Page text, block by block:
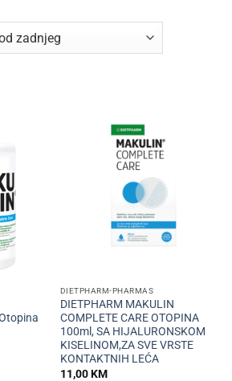
DIETPHARM-PHARMAS
DIETPHARM MAKULIN
COMPLETE CARE OTOPINA
100ml, SA HIJALURONSKOM
KISELINOM,ZA SVE VRSTE
KONTAKTNIH LEĆA
11,00KM